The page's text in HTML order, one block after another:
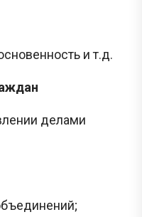
и т.д.
делами